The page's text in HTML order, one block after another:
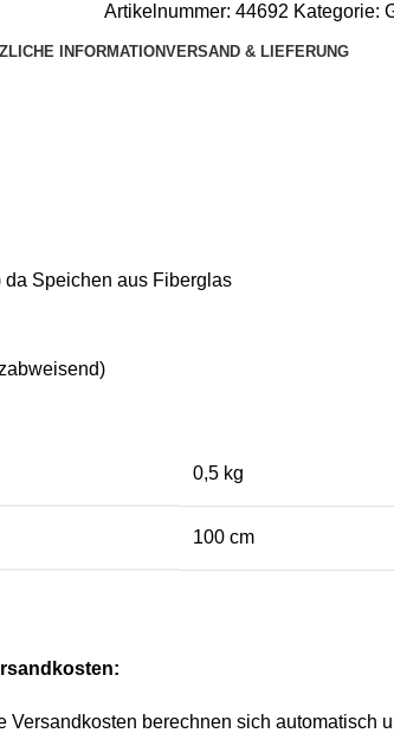
Artikelnummer: 44692 Kategorie:
INFORMATIONVERSAND & LIEFERUNG
Speichen aus Fiberglas
0,5 kg
100 cm
Versandkosten berechnen sich automatisch